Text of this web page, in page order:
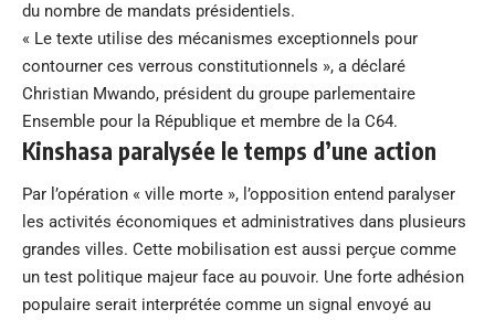
du nombre de mandats présidentiels.
« Le texte utilise des mécanismes exceptionnels pour
contourner ces verrous constitutionnels », a déclaré
Christian Mwando, président du groupe parlementaire
Ensemble pour la République et membre de la C64.
Kinshasa paralysée le temps d’une action
Par l’opération « ville morte », l’opposition entend paralyser
les activités économiques et administratives dans plusieurs
grandes villes. Cette mobilisation est aussi perçue comme
un test politique majeur face au pouvoir. Une forte adhésion
populaire serait interprétée comme un signal envoyé au